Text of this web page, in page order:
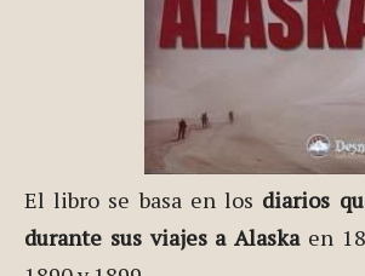
El libro se basa en los diarios
durante sus viajes a Alaskaen